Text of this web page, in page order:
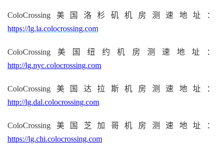
ColoCrossing美国洛杉矶机房测速地址：
https://lg.la.colocrossing.com
ColoCrossing美国纽约机房测速地址：
http://lg.nyc.colocrossing.com
ColoCrossing美国达拉斯机房测速地址：
http://lg.dal.colocrossing.com
ColoCrossing美国芝加哥机房测速地址：
https://lg.chi.colocrossing.com